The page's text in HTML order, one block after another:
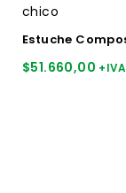
$51.660,00 +IVA